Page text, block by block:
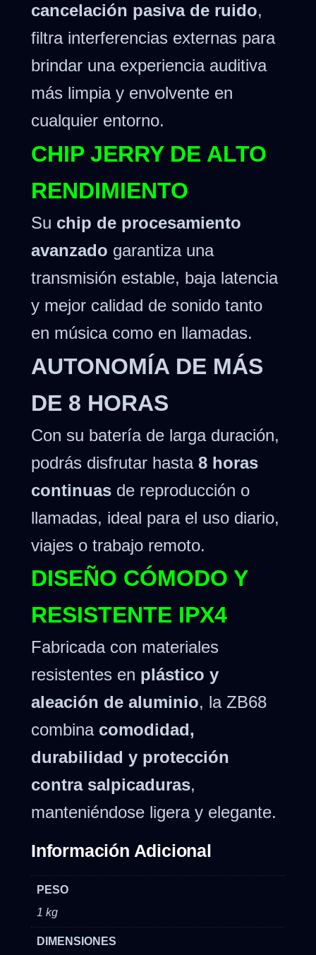
cancelación pasiva de ruido,
filtra interferencias externas para
brindar una experiencia auditiva
más limpia y envolvente en
cualquier entorno.
CHIP JERRY DE ALTO
RENDIMIENTO
Su chip de procesamiento
avanzado garantiza una
transmisión estable, baja latencia
y mejor calidad de sonido tanto
en música como en llamadas.
AUTONOMÍA DE MÁS
DE 8 HORAS
Con su batería de larga duración,
podrás disfrutar hasta 8 horas
continuas de reproducción o
llamadas, ideal para el uso diario,
viajes o trabajo remoto.
DISEÑO CÓMODO Y
RESISTENTE IPX4
Fabricada con materiales
resistentes en plástico y
aleación de aluminio, la ZB68
combina comodidad,
durabilidad y protección
contra salpicaduras,
manteniéndose ligera y elegante.
Información Adicional
PESO
1 kg
DIMENSIONES